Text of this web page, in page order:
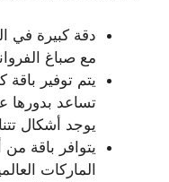
دقة كبيرة في
مع صباغ
يتم توفير باقة
تساعد بدورها
يوجد أشكال
يتوافر باقة
الماركات